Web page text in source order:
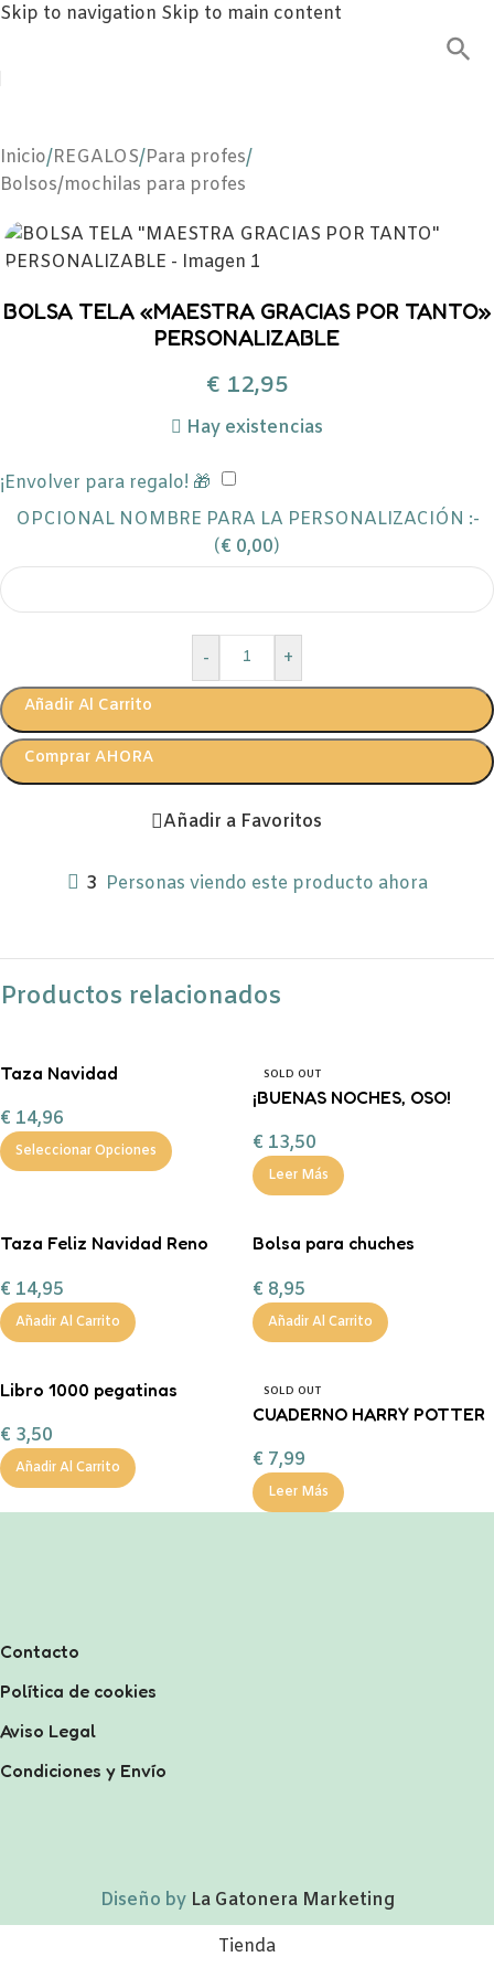
Skip to navigation Skip to main content
Inicio/REGALOS/Para profes/
Bolsos/mochilas para profes
BOLSA TELA «MAESTRA GRACIAS POR TANTO»
PERSONALIZABLE
€12,95
Hay existencias
¡Envolver para regalo! 🎁
OPCIONAL NOMBRE PARA LA PERSONALIZACIÓN :-
(€ 0,00)
- +
Añadir Al Carrito
Comprar AHORA
Añadir a Favoritos
3 Personas viendo este producto ahora
Productos relacionados
Taza Navidad
chocolate a la taza, nubes y
bastón de caramelo
€ 14,96
Seleccionar Opciones
SOLD OUT
¡BUENAS NOCHES, OSO!
€ 13,50
Leer Más
Taza Feliz Navidad Reno
personalizable con
chocolate a la taza, nub
€ 14,95
Añadir Al Carrito
Bolsa para chuches
€ 8,95
Añadir Al Carrito
Libro 1000 pegatinas
€ 3,50
Añadir Al Carrito
SOLD OUT
CUADERNO HARRY POTTER
€ 7,99
Leer Más
Contacto
Política de cookies
Aviso Legal
Condiciones y Envío
Diseño by La Gatonera Marketing
Tienda